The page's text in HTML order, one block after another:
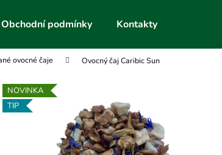
Obchodní podmínky Kontakty
ovocné čaje Ovocný čaj Caribic Sun
NOVINKA
TIP
Co potřebujete najít?
HLEDAT